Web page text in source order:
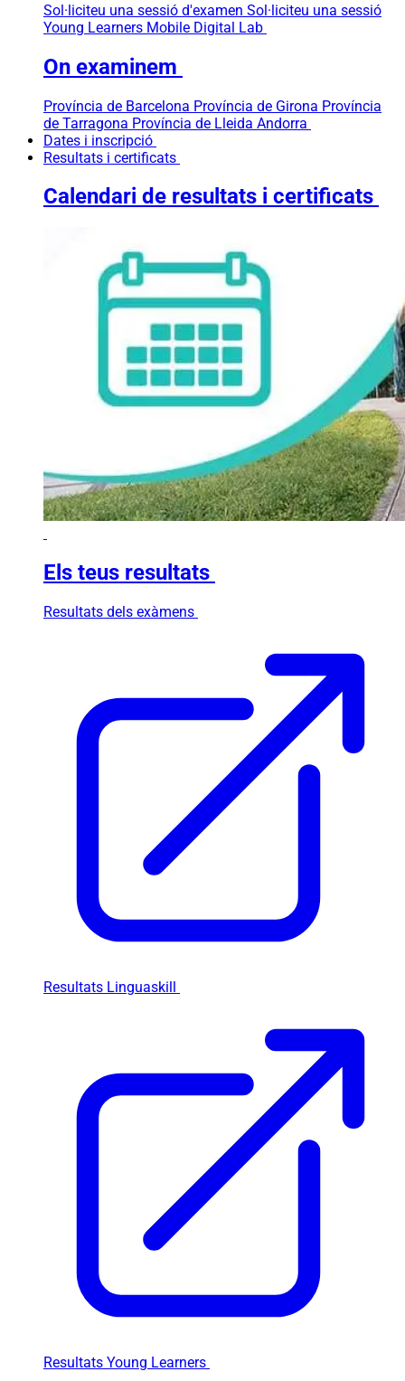
Sol·liciteu una sessió d'examen Sol·liciteu una sessió
Young Learners Mobile Digital Lab
On examinem
Província de Barcelona Província de Girona Província
de Tarragona Província de Lleida Andorra
Dates i inscripció
Resultats i certificats
Calendari de resultats i certificats
Els teus resultats
Resultats dels exàmens
Resultats Linguaskill
Resultats Young Learners